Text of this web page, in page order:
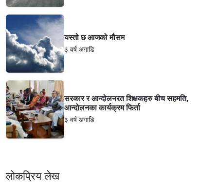
यस्तो छ आजको मौसम
३ वर्ष अगाडि
सरकार र आन्दोलनरत शिक्षकहरु बीच सहमति,
आन्दोलनका कार्यक्रम फिर्ता
३ वर्ष अगाडि
लोकप्रिय लेख